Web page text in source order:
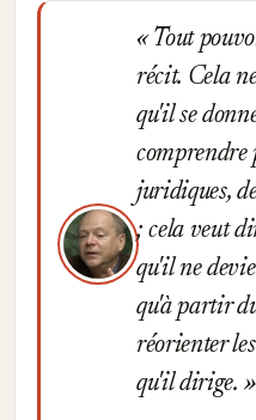
Tout
récit. Cela
qu'il se
comprendre
juridiques,
; cela veut
qu'il ne
qu'à partir
réorienter
qu'il dirige.